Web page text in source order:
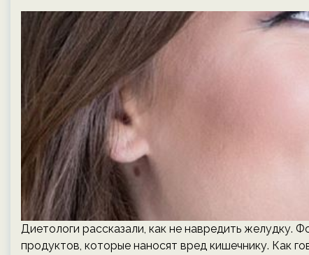
Диетологи рассказали, как не навредить желудку.
продуктов, которые наносят вред кишечнику. Как